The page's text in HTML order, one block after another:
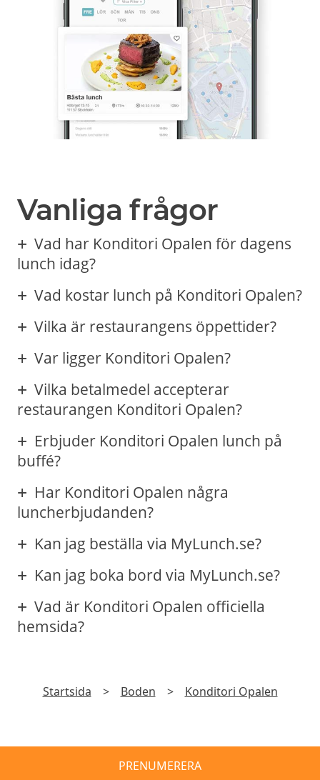
Vanliga frågor
Vad har Konditori Opalen för dagens
lunch idag?
Vad kostar lunch på Konditori Opalen?
Vilka är restaurangens öppettider?
Var ligger Konditori Opalen?
Vilka betalmedel accepterar
restaurangen Konditori Opalen?
Erbjuder Konditori Opalen lunch på
buffé?
Har Konditori Opalen några
luncherbjudanden?
Kan jag beställa via MyLunch.se?
Kan jag boka bord via MyLunch.se?
Vad är Konditori Opalen officiella
hemsida?
Startsida > Boden > Konditori Opalen
PRENUMERERA